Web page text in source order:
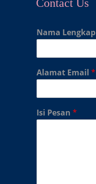
Contact Us
Nama Lengkap
Alamat Email *
Isi Pesan *